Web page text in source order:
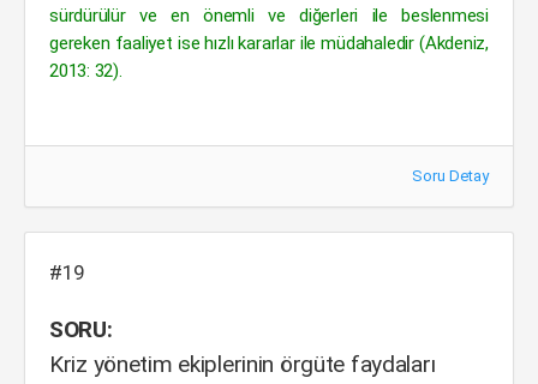
sürdürülür ve en önemli ve diğerleri ile beslenmesi
gereken faaliyet ise hızlı kararlar ile müdahaledir (Akdeniz,
2013: 32).
Soru Detay
#19
SORU:
Kriz yönetim ekiplerinin örgüte faydaları